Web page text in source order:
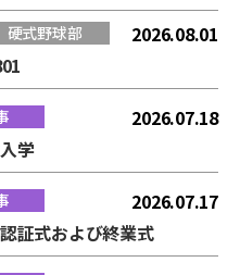
硬式野球部
2026.08.01
2026.07.18
学
2026.07.17
証式および終業式